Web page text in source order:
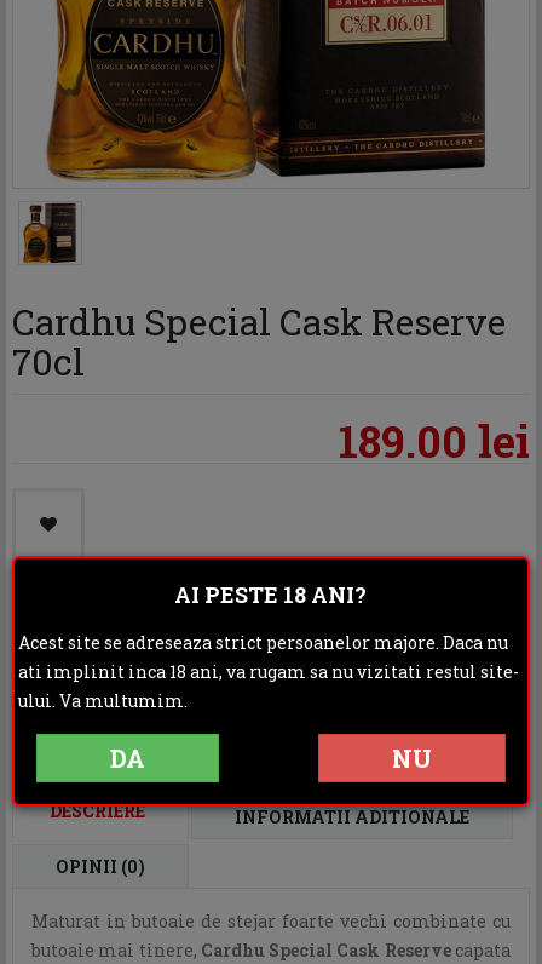
Cardhu Special Cask Reserve
70cl
189.00 lei
Categoria: Whisky
Distribuie:
DESCRIERE INFORMATII ADITIONALE
OPINII (0)
Maturat in butoaie de stejar foarte vechi combinate cu
butoaie mai tinere, Cardhu Special Cask Reserve capata
AI PESTE 18 ANI?
Acest site se adreseaza strict persoanelor majore. Daca nu
ati implinit inca 18 ani, va rugam sa nu vizitati restul site-
ului. Va multumim.
DA NU